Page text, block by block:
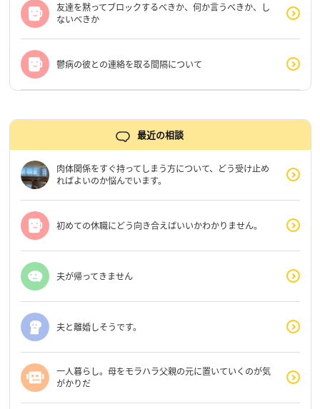
友達を黙ってブロックするべきか、何か言うべきか、し
ないべきか
鬱病の彼との連絡を取る間隔について
最近の相談
肉体関係をすぐ持ってしまう方について、どう受け止め
ればよいのか悩んでいます。
初めての休職にどう向き合えばいいかわかりません。
夫が帰ってきません
夫と離婚しそうです。
一人暮らし。母をモラハラ父親の元に置いていくのが気
がかりだ